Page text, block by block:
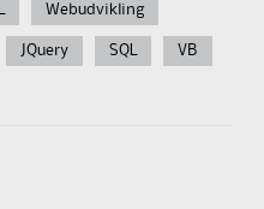
Webudvikling
JQuery SQL VB